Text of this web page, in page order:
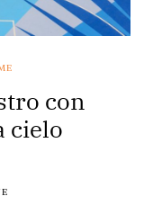
con
cielo